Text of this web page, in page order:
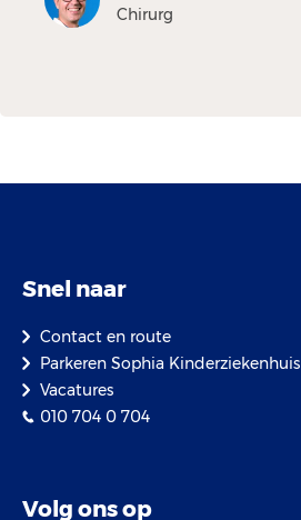
Chirurg
Snel naar
Contact en route
Parkeren Sophia Kinderziekenhuis
Vacatures
010 704 0 704
Volg ons op